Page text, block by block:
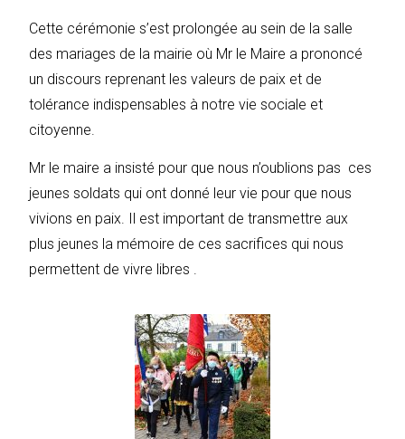
Cette cérémonie s’est prolongée au sein de la salle
des mariages de la mairie où Mr le Maire a prononcé
un discours reprenant les valeurs de paix et de
tolérance indispensables à notre vie sociale et
citoyenne.
Mr le maire a insisté pour que nous n’oublions pas ces
jeunes soldats qui ont donné leur vie pour que nous
vivions en paix. Il est important de transmettre aux
plus jeunes la mémoire de ces sacrifices qui nous
permettent de vivre libres .